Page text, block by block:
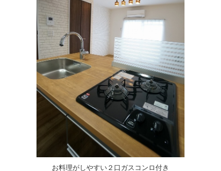
お料理がしやすい２口ガスコンロ付き